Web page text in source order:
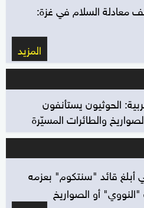
السلام في غزة:
المزيد
الحوثيون يستأنفون
والطائرات المسيّرة
أبلغ قائد "سنتكوم" بعزمه
أو الصواريخ